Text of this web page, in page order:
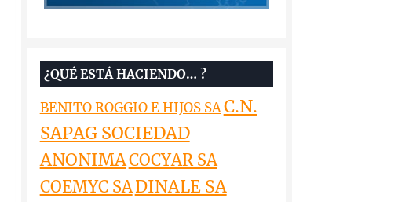
¿QUÉ ESTÁ HACIENDO… ?
BENITO ROGGIO E HIJOS SAC.N.
SAPAG SOCIEDAD
ANONIMACOCYAR SA
COEMYC SADINALE SA